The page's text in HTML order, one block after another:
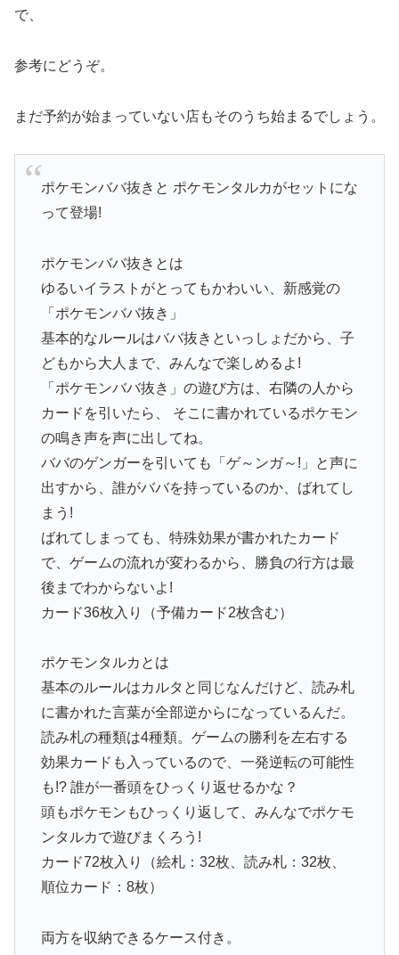
で、
参考にどうぞ。
まだ予約が始まっていない店もそのうち始まるでしょう。
ポケモンババ抜きと ポケモンタルカがセットにな
って登場!
ポケモンババ抜きとは
ゆるいイラストがとってもかわいい、新感覚の
「ポケモンババ抜き」
基本的なルールはババ抜きといっしょだから、子
どもから大人まで、みんなで楽しめるよ!
「ポケモンババ抜き」の遊び方は、右隣の人から
カードを引いたら、 そこに書かれているポケモン
の鳴き声を声に出してね。
ババのゲンガーを引いても「ゲ～ンガ～!」と声に
出すから、誰がババを持っているのか、ばれてし
まう!
ばれてしまっても、特殊効果が書かれたカード
で、ゲームの流れが変わるから、勝負の行方は最
後までわからないよ!
カード36枚入り（予備カード2枚含む）
ポケモンタルカとは
基本のルールはカルタと同じなんだけど、読み札
に書かれた言葉が全部逆からになっているんだ。
読み札の種類は4種類。ゲームの勝利を左右する
効果カードも入っているので、一発逆転の可能性
も!? 誰が一番頭をひっくり返せるかな？
頭もポケモンもひっくり返して、みんなでポケモ
ンタルカで遊びまくろう!
カード72枚入り（絵札：32枚、読み札：32枚、
順位カード：8枚）
両方を収納できるケース付き。